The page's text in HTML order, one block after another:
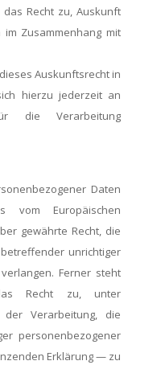
Recht zu, Auskunft
Zusammenhang mit
Auskunftsrecht in
hierzu jederzeit an
die Verarbeitung
Daten
vom Europäischen
gewährte Recht, die
unrichtiger
Ferner steht
Recht zu, unter
der Verarbeitung, die
personenbezogener
Erklärung — zu